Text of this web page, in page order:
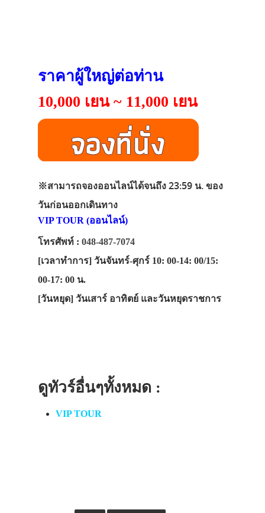
ราคาผู้ใหญ่ต่อท่าน
10,000 เยน ~ 11,000 เยน
※สามารถจองออนไลน์ได้จนถึง 23:59 น. ของ
วันก่อนออกเดินทาง
VIP TOUR (ออนไลน์)
โทรศัพท์ : 048-487-7074
[เวลาทำการ] วันจันทร์-ศุกร์ 10: 00-14: 00/15:
00-17: 00 น.
[วันหยุด] วันเสาร์ อาทิตย์ และวันหยุดราชการ
ดูทัวร์อื่นๆทั้งหมด :
VIP TOUR